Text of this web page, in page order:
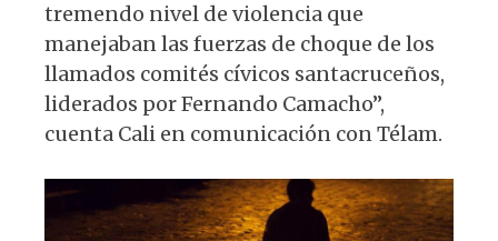
tremendo nivel de violencia que
manejaban las fuerzas de choque de los
llamados comités cívicos santacruceños,
liderados por Fernando Camacho”,
cuenta Cali en comunicación con Télam.